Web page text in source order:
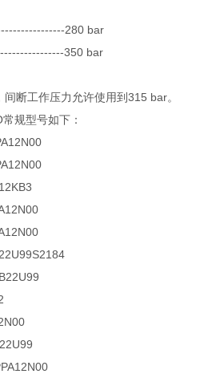
280 bar
350 bar
断工作压力允许使用到315 bar。
规型号如下：